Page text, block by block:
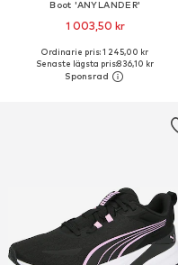
Boot 'ANYLANDER'
1 003,50 kr
Tillgänglig i många storlekar
Lägg till i varukorgen
Ordinarie pris: 1 245,00 kr
Senaste lägsta pris:836,10 kr